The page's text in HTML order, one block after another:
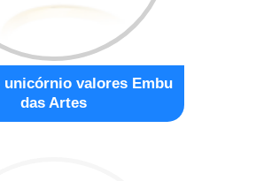
unicórnio valores Embu
das Artes